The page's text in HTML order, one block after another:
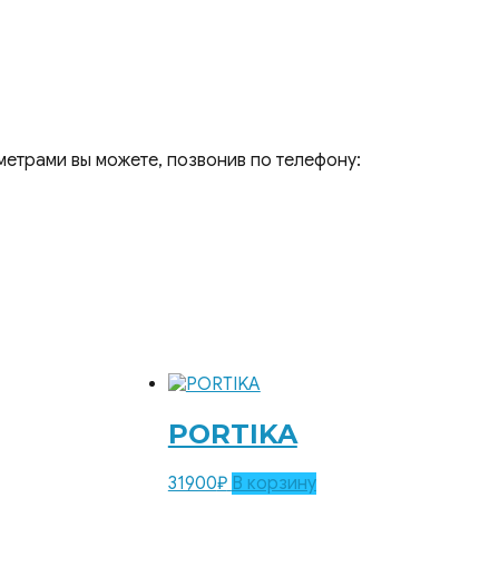
вы можете, позвонив по телефону:
PORTIKA
31900₽ В корзину